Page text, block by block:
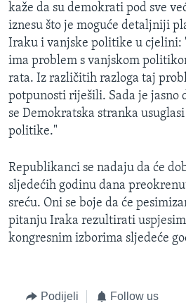
kaže da su demokrati pod sve
iznesu što je moguće detaljniji
Iraku i vanjske politike u cjelini:
ima problem s vanjskom
rata. Iz različitih razloga taj
potpunosti riješili. Sada je jasno
se Demokratska stranka
politike."
Republikanci se nadaju da će
sljedećih godinu dana
sreću. Oni se boje da će
pitanju Iraka rezultirati
kongresnim izborima sljedeće
Podijeli Follow us